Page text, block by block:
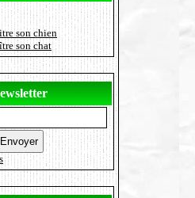
son chien
son chat